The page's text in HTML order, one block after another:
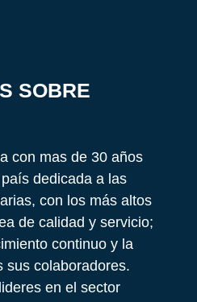
SOBRE
con mas de 30 años
dedicada a las
con los más altos
de calidad y servicio;
continuo y la
sus colaboradores.
en el sector